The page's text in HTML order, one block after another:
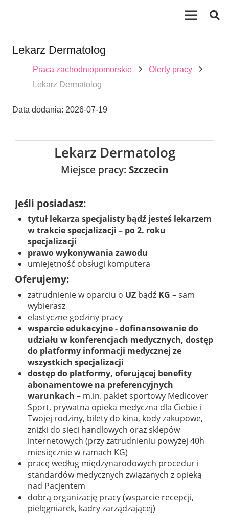
Lekarz Dermatolog
Praca zachodniopomorskie
Oferty pracy
Lekarz Dermatolog
Data dodania: 2026-07-19
Lekarz Dermatolog
Miejsce pracy: Szczecin
Jeśli posiadasz:
tytuł lekarza specjalisty bądź jesteś lekarzem
w trakcie specjalizacji – po 2. roku
specjalizacji
prawo wykonywania zawodu
umiejętność obsługi komputera
Oferujemy:
zatrudnienie w oparciu o UZ bądź KG – sam
wybierasz
elastyczne godziny pracy
wsparcie edukacyjne - dofinansowanie do
udziału w konferencjach medycznych, dostęp
do platformy informacji medycznej ze
wszystkich specjalizacji
dostęp do platformy, oferującej benefity
abonamentowe na preferencyjnych
warunkach – m.in. pakiet sportowy Medicover
Sport, prywatna opieka medyczna dla Ciebie i
Twojej rodziny, bilety do kina, kody zakupowe,
zniżki do sieci handlowych oraz sklepów
internetowych (przy zatrudnieniu powyżej 40h
miesięcznie w ramach KG)
pracę według międzynarodowych procedur i
standardów medycznych związanych z opieką
nad Pacjentem
dobrą organizację pracy (wsparcie recepcji,
pielęgniarek, kadry zarządzającej)